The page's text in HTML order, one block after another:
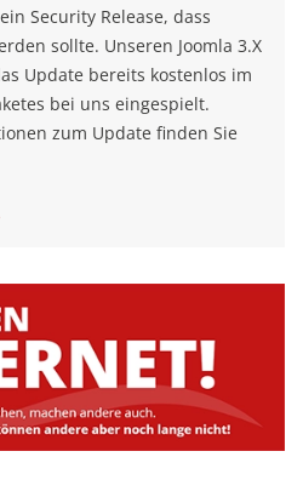
Security Release, dass
sollte. Unseren Joomla 3.X
Update bereits kostenlos im
bei uns eingespielt.
zum Update finden Sie